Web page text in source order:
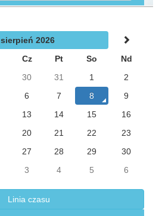
sierpień 2026
Cz Pt So
Nd
30 31 1
2
6 7 8
9
13 14 15
16
20 21 22
23
27 28 29
30
3 4 5 6
Linia czasu